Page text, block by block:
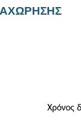
Χρόνος